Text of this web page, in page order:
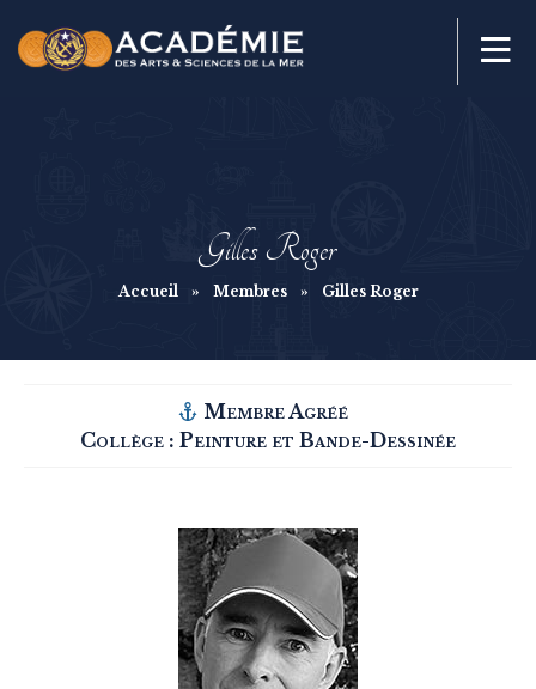
Gilles Roger
Accueil » Membres » Gilles Roger
Membre Agréé
Collège : Peinture et Bande-Dessinée